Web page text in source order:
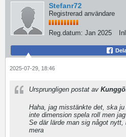
Stefanr72
Registrerad användare
Reg.datum: Jan 2025
2025-07-29, 18:46
Ursprungligen postat av
Haha, jag misstänkte det, ska
inte dimension spela roll men
Se där lärde man sig något
mera